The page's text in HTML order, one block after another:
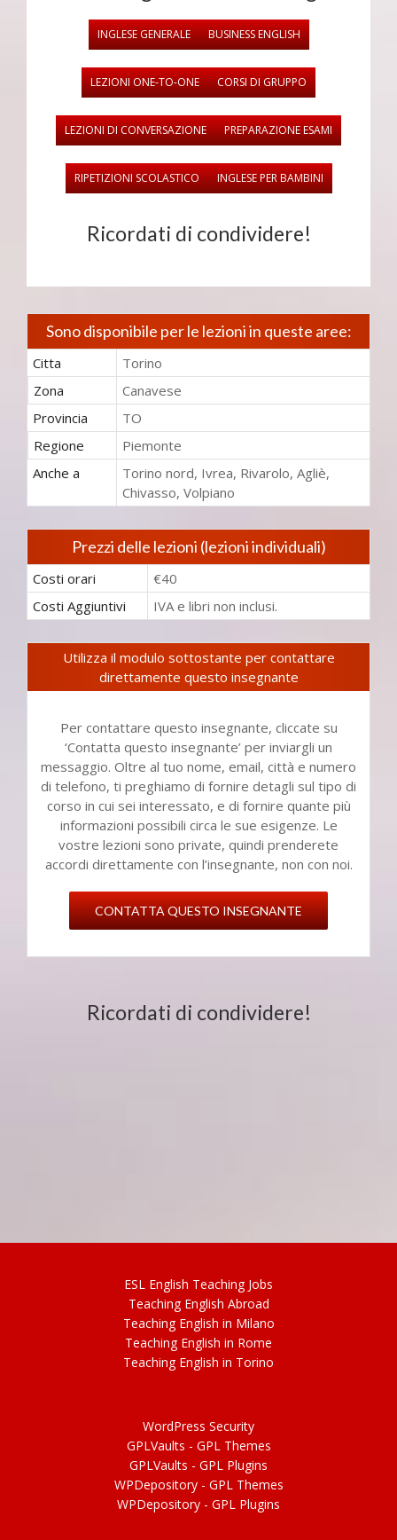
INGLESE GENERALE BUSINESS ENGLISH
LEZIONI ONE-TO-ONE CORSI DI GRUPPO
LEZIONI DI CONVERSAZIONE PREPARAZIONE ESAMI
RIPETIZIONI SCOLASTICO INGLESE PER BAMBINI
Ricordati di condividere!
Sono disponibile per le lezioni in queste aree:
Citta
Torino
Zona
Canavese
Provincia
TO
Regione
Piemonte
Anche a
Torino nord, Ivrea, Rivarolo, Agliè,
Chivasso, Volpiano
Prezzi delle lezioni (lezioni individuali)
Costi orari
€40
Costi Aggiuntivi
IVA e libri non inclusi.
Utilizza il modulo sottostante per contattare
direttamente questo insegnante
Per contattare questo insegnante, cliccate su
‘Contatta questo insegnante’ per inviargli un
messaggio. Oltre al tuo nome, email, città e numero
di telefono, ti preghiamo di fornire detagli sul tipo di
corso in cui sei interessato, e di fornire quante più
informazioni possibili circa le sue esigenze. Le
vostre lezioni sono private, quindi prenderete
accordi direttamente con l’insegnante, non con noi.
CONTATTA QUESTO INSEGNANTE
Ricordati di condividere!
ESL English Teaching Jobs
TeachingEnglish Abroad
TeachingEnglish in Milano
Teaching English in Rome
Teaching English in Torino
WordPress Security
GPLVaults - GPL Themes
GPLVaults - GPL Plugins
WPDepository - GPL Themes
WPDepository - GPL Plugins